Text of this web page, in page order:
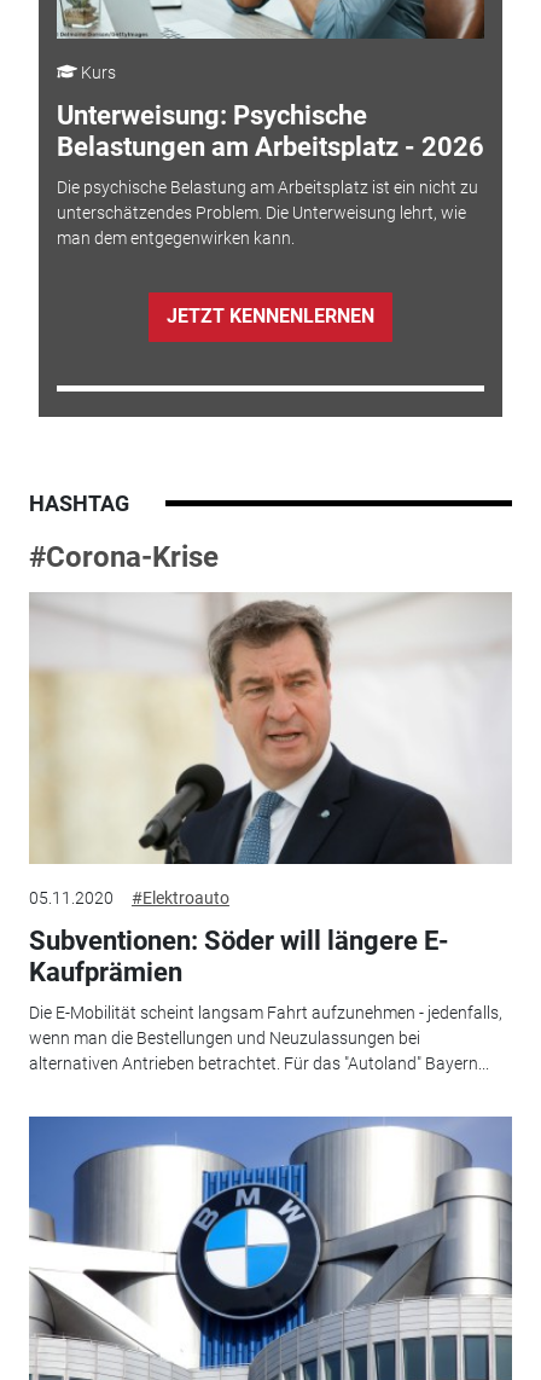
Kurs
Unterweisung: Psychische
Belastungen am Arbeitsplatz - 2026
Die psychische Belastung am Arbeitsplatz ist ein nicht zu
unterschätzendes Problem. Die Unterweisung lehrt, wie
man dem entgegenwirken kann.
JETZT KENNENLERNEN
HASHTAG
#Corona-Krise
05.11.2020 #Elektroauto
Subventionen: Söder will längere E-
Kaufprämien
Die E-Mobilität scheint langsam Fahrt aufzunehmen - jedenfalls,
wenn man die Bestellungen und Neuzulassungen bei
alternativen Antrieben betrachtet. Für das "Autoland" Bayern...